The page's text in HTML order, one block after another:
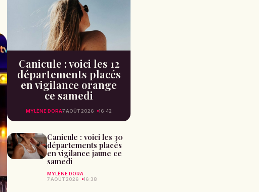
Canicule : voici les 12
départements placés
en vigilance orange
ce samedi
MYLÈNE DORA7 AOÛT 2026 16:42
Canicule : voici les 30
départements placés
en vigilance jaune ce
samedi
MYLÈNE DORA
7 AOÛT 2026
16:38